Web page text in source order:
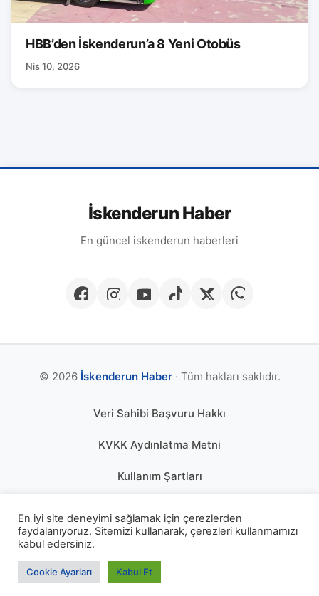
HBB’den İskenderun’a 8 Yeni Otobüs
Nis 10, 2026
İskenderun Haber
En güncel iskenderun haberleri
© 2026 İskenderun Haber· Tüm hakları saklıdır.
Veri Sahibi Başvuru Hakkı
KVKK Aydınlatma Metni
Kullanım Şartları
Çerez Politikası
KÜNYE
En iyi site deneyimi sağlamak için çerezlerden
faydalanıyoruz. Sitemizi kullanarak, çerezleri kullanmamızı
kabul edersiniz.
Cookie Ayarları Kabul Et